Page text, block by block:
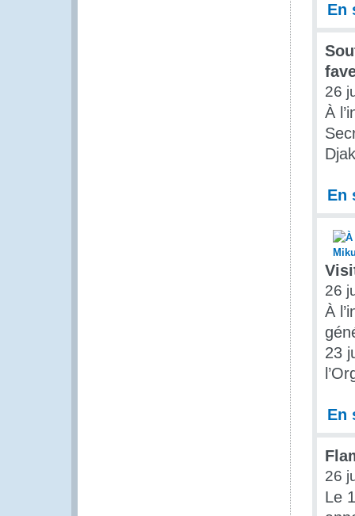
En
26
À
En
26
À
23
En
26
Le